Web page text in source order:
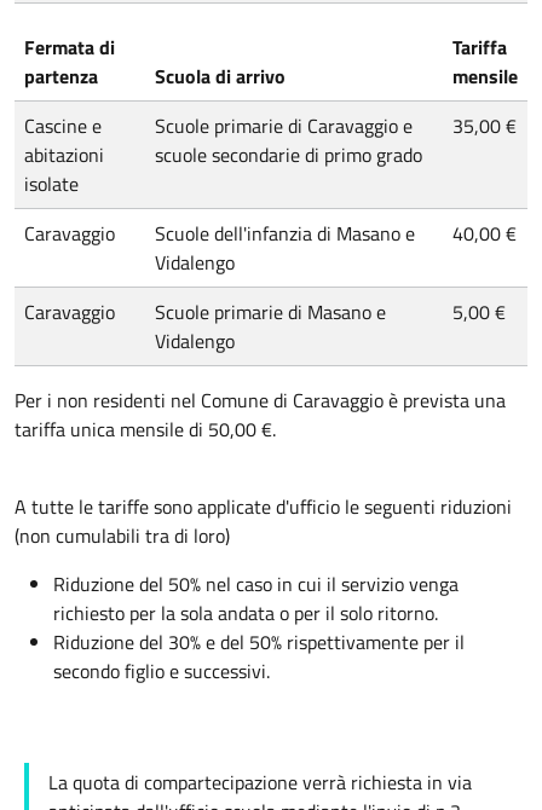
Fermata di
partenza
Scuola di arrivo
Tariffa
mensile
Cascine e
abitazioni
isolate
Scuole primarie di Caravaggio e
scuole secondarie di primo grado
35,00 €
Caravaggio
Scuole dell'infanzia di Masano e
Vidalengo
40,00 €
Caravaggio
Scuole primarie di Masano e
Vidalengo
5,00 €
Per i non residenti nel Comune di Caravaggio è prevista una
tariffa unica mensile di 50,00 €.
A tutte le tariffe sono applicate d'ufficio le seguenti riduzioni
(non cumulabili tra di loro)
Riduzione del 50% nel caso in cui il servizio venga
richiesto per la sola andata o per il solo ritorno.
Riduzione del 30% e del 50% rispettivamente per il
secondo figlio e successivi.
La quota di compartecipazione verrà richiesta in via